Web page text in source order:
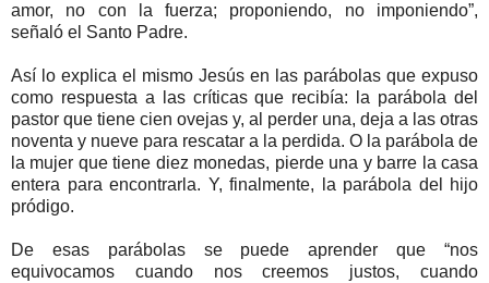
amor, no con la fuerza; proponiendo, no imponiendo”,
señaló el Santo Padre.
Así lo explica el mismo Jesús en las parábolas que expuso
como respuesta a las críticas que recibía: la parábola del
pastor que tiene cien ovejas y, al perder una, deja a las otras
noventa y nueve para rescatar a la perdida. O la parábola de
la mujer que tiene diez monedas, pierde una y barre la casa
entera para encontrarla. Y, finalmente, la parábola del hijo
pródigo.
De esas parábolas se puede aprender que “nos
equivocamos cuando nos creemos justos, cuando